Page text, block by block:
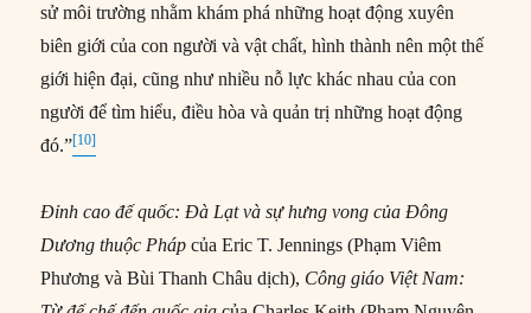
sử môi trường nhằm khám phá những hoạt động xuyên
biên giới của con người và vật chất, hình thành nên một thế
giới hiện đại, cũng như nhiều nỗ lực khác nhau của con
người để tìm hiểu, điều hòa và quản trị những hoạt động
đó.”[10]
Đỉnh cao đế quốc: Đà Lạt và sự hưng vong của Đông
Dương thuộc Pháp của Eric T. Jennings (Phạm Viêm
Phương và Bùi Thanh Châu dịch), Công giáo Việt Nam: